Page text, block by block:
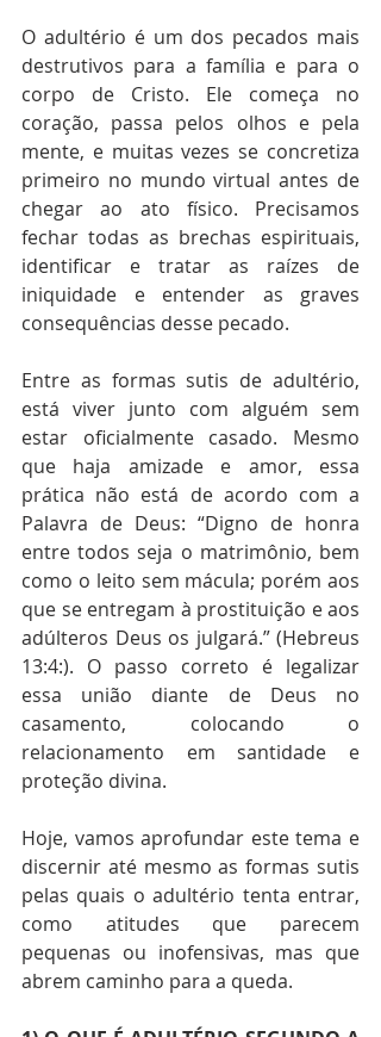
O adultério é um dos pecados mais
destrutivos para a família e para o
corpo de Cristo. Ele começa no
coração, passa pelos olhos e pela
mente, e muitas vezes se concretiza
primeiro no mundo virtual antes de
chegar ao ato físico. Precisamos
fechar todas as brechas espirituais,
identificar e tratar as raízes de
iniquidade e entender as graves
consequências desse pecado.
Entre as formas sutis de adultério,
está viver junto com alguém sem
estar oficialmente casado. Mesmo
que haja amizade e amor, essa
prática não está de acordo com a
Palavra de Deus: “Digno de honra
entre todos seja o matrimônio, bem
como o leito sem mácula; porém aos
que se entregam à prostituição e aos
adúlteros Deus os julgará.” (Hebreus
13:4:). O passo correto é legalizar
essa união diante de Deus no
casamento, colocando o
relacionamento em santidade e
proteção divina.
Hoje, vamos aprofundar este tema e
discernir até mesmo as formas sutis
pelas quais o adultério tenta entrar,
como atitudes que parecem
pequenas ou inofensivas, mas que
abrem caminho para a queda.